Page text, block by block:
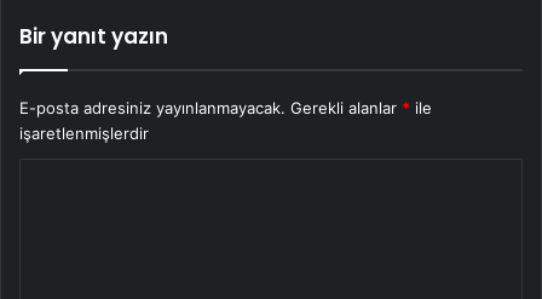
Bir yanıt yazın
E-posta adresiniz yayınlanmayacak. Gerekli alanlar * ile
işaretlenmişlerdir